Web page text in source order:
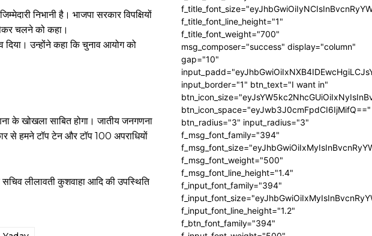
निभानी है। भाजपा सरकार विपक्षियों
चलने को कहा।
उन्होंने कहा कि चुनाव आयोग को
के खोखला साबित होगा। जातीय जनगणना
से हमने टॉप टेन और टॉप 100 अपराधियों
सचिव लीलावती कुशवाहा आदि की उपस्थिति
f_title_font_line_height="1"
f_title_font_weight="700"
msg_composer="success" display="column"
gap="10"
input_border="1" btn_text="I want in"
btn_icon_space="eyJwb3J0cmFpdCI6IjMifQ=="
btn_radius="3" input_radius="3"
f_msg_font_family="394"
f_msg_font_weight="500"
f_msg_font_line_height="1.4"
f_input_font_family="394"
f_input_font_line_height="1.2"
f_btn_font_family="394"